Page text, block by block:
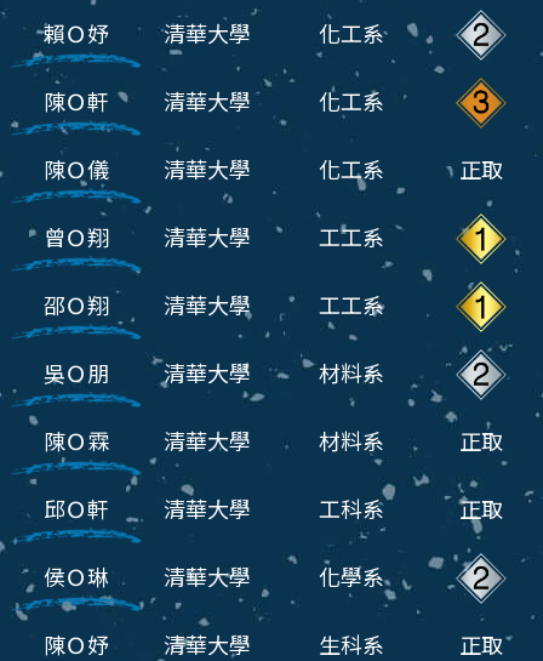
賴Ｏ妤 清華大學 化工系
陳Ｏ軒 清華大學 化工系
陳Ｏ儀 清華大學 化工系 正取
曾Ｏ翔 清華大學 工工系
邵Ｏ翔 清華大學 工工系
吳Ｏ朋 清華大學 材料系
陳Ｏ霖 清華大學 材料系 正取
邱Ｏ軒 清華大學 工科系 正取
侯Ｏ琳 清華大學 化學系
陳Ｏ妤 清華大學 生科系 正取